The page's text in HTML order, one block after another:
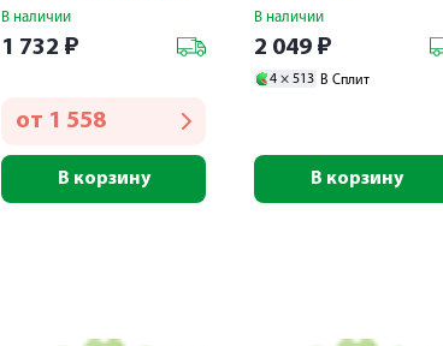
В наличии
1 732 ₽
от 1 558
В корзину
В наличии
2 049 ₽
4 × 513 В Сплит
В корзину